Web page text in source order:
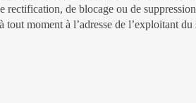
rectification, de blocage ou de
moment à l’adresse de l’exploitant